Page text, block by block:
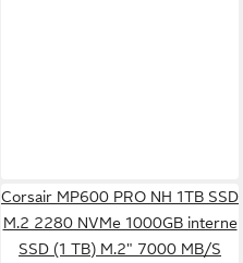
Corsair MP600 PRO NH 1TB SSD
M.2 2280 NVMe 1000GB interne
SSD (1 TB) M.2" 7000 MB/S